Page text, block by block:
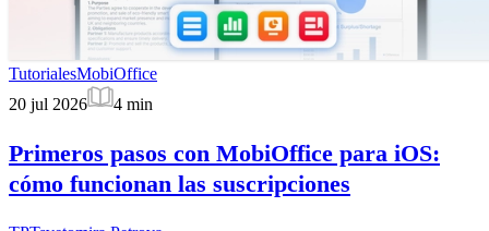
TutorialesMobiOffice
20 jul 2026
4 min
Primeros pasos con MobiOffice para iOS:
cómo funcionan las suscripciones